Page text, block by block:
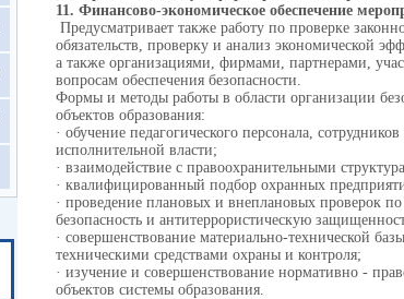
11. Финансово-экономическое обеспечение
Предусматривает также работу по проверке
обязательств, проверку и анализ экономической
а также организациями, фирмами, партнерами,
вопросам обеспечения безопасности.
Формы и методы работы в области организации
объектов образования:
· обучение педагогического персонала,
исполнительной власти;
· взаимодействие с правоохранительными
· квалифицированный подбор охранных
· проведение плановых и внеплановых проверок
безопасность и антитеррористическую
· совершенствование материально-технической
техническими средствами охраны и контроля;
· изучение и совершенствование нормативно -
объектов системы образования.